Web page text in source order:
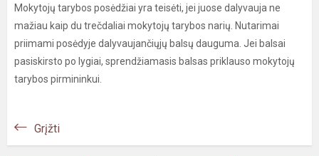
Mokytojų tarybos posėdžiai yra teisėti, jei juose dalyvauja ne
mažiau kaip du trečdaliai mokytojų tarybos narių. Nutarimai
priimami posėdyje dalyvaujančiųjų balsų dauguma. Jei balsai
pasiskirsto po lygiai, sprendžiamasis balsas priklauso mokytojų
tarybos pirmininkui.
Grįžti